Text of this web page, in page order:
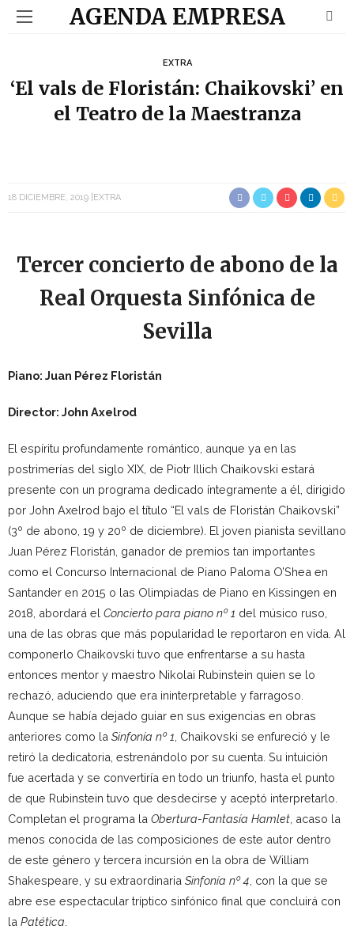
AGENDA EMPRESA
EXTRA
‘El vals de Floristán: Chaikovski’ en
el Teatro de la Maestranza
18 DICIEMBRE, 2019 EXTRA
Tercer concierto de abono de la
Real Orquesta Sinfónica de
Sevilla
Piano: Juan Pérez Floristán
Director: John Axelrod
El espíritu profundamente romántico, aunque ya en las
postrimerías del siglo XIX, de Piotr Illich Chaikovski estará
presente con un programa dedicado íntegramente a él, dirigido
por John Axelrod bajo el título “El vals de Floristán Chaikovski”
(3º de abono, 19 y 20º de diciembre). El joven pianista sevillano
Juan Pérez Floristán, ganador de premios tan importantes
como el Concurso Internacional de Piano Paloma O’Shea en
Santander en 2015 o las Olimpiadas de Piano en Kissingen en
2018, abordará el Concierto para piano nº 1 del músico ruso,
una de las obras que más popularidad le reportaron en vida. Al
componerlo Chaikovski tuvo que enfrentarse a su hasta
entonces mentor y maestro Nikolai Rubinstein quien se lo
rechazó, aduciendo que era ininterpretable y farragoso.
Aunque se había dejado guiar en sus exigencias en obras
anteriores como la Sinfonía nº 1 , Chaikovski se enfureció y le
retiró la dedicatoria, estrenándolo por su cuenta. Su intuición
fue acertada y se convertiría en todo un triunfo, hasta el punto
de que Rubinstein tuvo que desdecirse y aceptó interpretarlo.
Completan el programa la Obertura-Fantasía Hamlet , acaso la
menos conocida de las composiciones de este autor dentro
de este género y tercera incursión en la obra de William
Shakespeare, y su extraordinaria Sinfonía nº 4 , con la que se
abre ese espectacular tríptico sinfónico final que concluirá con
la Patética